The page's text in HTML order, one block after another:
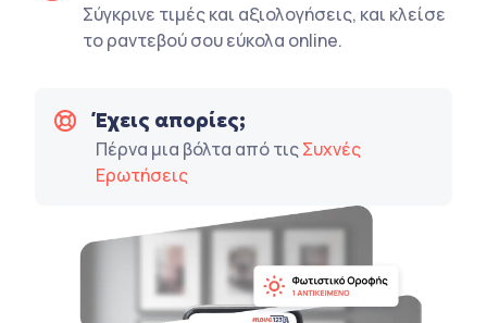
Σύγκρινε τιμές και αξιολογήσεις, και κλείσε
το ραντεβού σου εύκολα online.
Έχεις απορίες;
Πέρνα μια βόλτα από τιςΣυχνές
Ερωτήσεις